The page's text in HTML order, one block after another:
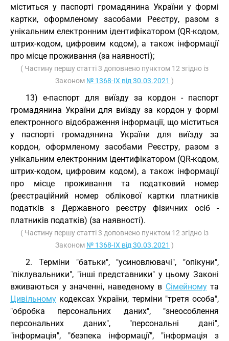
міститься у паспорті громадянина України у формі
картки, оформленому засобами Реєстру, разом з
унікальним електронним ідентифікатором (QR-кодом,
штрих-кодом, цифровим кодом), а також інформації
про місце проживання (за наявності);
( Частину першу статті 3 доповнено пунктом 12 згідно із
Законом № 1368-IX від 30.03.2021 )
13) е-паспорт для виїзду за кордон - паспорт
громадянина України для виїзду за кордон у формі
електронного відображення інформації, що міститься
у паспорті громадянина України для виїзду за
кордон, оформленому засобами Реєстру, разом з
унікальним електронним ідентифікатором (QR-кодом,
штрих-кодом, цифровим кодом), а також інформації
про місце проживання та податковий номер
(реєстраційний номер облікової картки платників
податків з Державного реєстру фізичних осіб -
платників податків) (за наявності).
( Частину першу статті 3 доповнено пунктом 12 згідно із
Законом № 1368-IX від 30.03.2021 )
2. Терміни "батьки", "усиновлювачі", "опікуни",
"піклувальники", "інші представники" у цьому Законі
вживаються у значенні, наведеному в Сімейномута
Цивільному кодексах України, терміни "третя особа",
"обробка персональних даних", "знеособлення
персональних даних", "персональні дані",
"інформація", "безпека інформації", "інформація з